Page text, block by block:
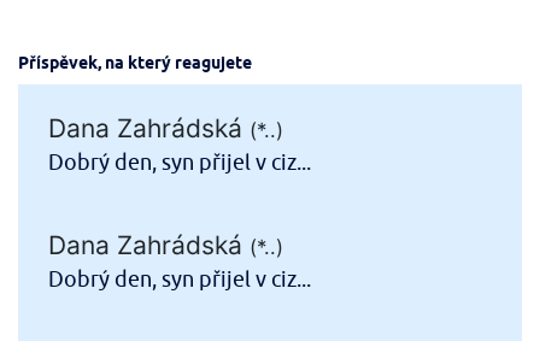
Příspěvek, na který reagujete
Dana Zahrádská (*..)
Dobrý den, syn přijel v ciz...
Dana Zahrádská (*..)
Dobrý den, syn přijel v ciz...